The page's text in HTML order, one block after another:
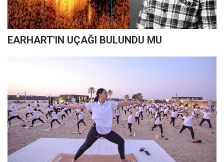
EARHART'IN UÇAĞI BULUNDU MU